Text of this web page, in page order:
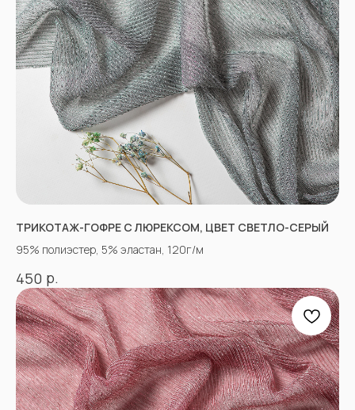
ТРИКОТАЖ-ГОФРЕ С ЛЮРЕКСОМ, ЦВЕТ СВЕТЛО-СЕРЫЙ
95% полиэстер, 5% эластан, 120г/м
450 р.
г.Пятигорск, рынок "Привокзальный",
Георгиевское шоссе 1км, оптовый склад
№9302
График работы и схема проезда
+7(918)873-53-45Мария
tkani357@yandex.ru
Александра
ВКОНТАКТЕ
ОДНОКЛАССНИКИ
INSTAGRAM*
TIK TOK*
КАК СВЯЗАТЬСЯ
СОЦСЕТИ